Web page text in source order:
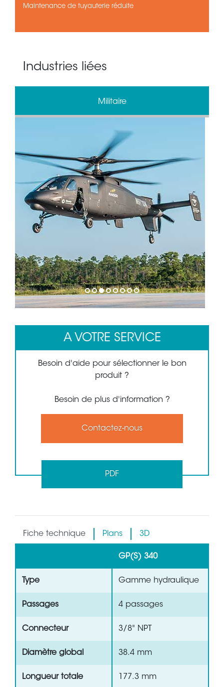
Maintenance de tuyauterie réduite
Industries liées
Militaire
1 2 3 4 5 6 7 8
A VOTRE SERVICE
Besoin d'aide pour sélectionner le bon
produit ?
Besoin de plus d'information ?
Contactez-nous
PDF
Fiche technique Plans 3D
GP(S) 340
Type Gamme hydraulique
Passages 4 passages
Connecteur 3/8" NPT
Diamètre global 38.4 mm
Longueur totale 177.3 mm